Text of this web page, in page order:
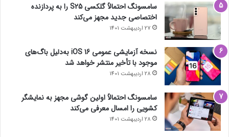
سامسونگ احتمالاً گلکسی S25 را به پردازنده
اختصاصی جدید مجهز می‌کند
27 اردیبهشت 1401
نسخه آزمایشی عمومی iOS 16 به‌دلیل باگ‌های
موجود با تأخیر منتشر خواهد شد
28 اردیبهشت 1401
سامسونگ احتمالاً اولین گوشی مجهز به نمایشگر
کشویی را امسال معرفی می‌کند
28 اردیبهشت 1401